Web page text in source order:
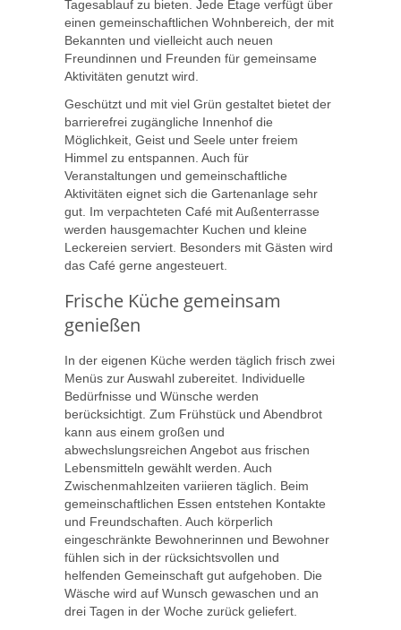
Tagesablauf zu bieten. Jede Etage verfügt über
einen gemeinschaftlichen Wohnbereich, der mit
Bekannten und vielleicht auch neuen
Freundinnen und Freunden für gemeinsame
Aktivitäten genutzt wird.
Geschützt und mit viel Grün gestaltet bietet der
barrierefrei zugängliche Innenhof die
Möglichkeit, Geist und Seele unter freiem
Himmel zu entspannen. Auch für
Veranstaltungen und gemeinschaftliche
Aktivitäten eignet sich die Gartenanlage sehr
gut. Im verpachteten Café mit Außenterrasse
werden hausgemachter Kuchen und kleine
Leckereien serviert. Besonders mit Gästen wird
das Café gerne angesteuert.
Frische Küche gemeinsam
genießen
In der eigenen Küche werden täglich frisch zwei
Menüs zur Auswahl zubereitet. Individuelle
Bedürfnisse und Wünsche werden
berücksichtigt. Zum Frühstück und Abendbrot
kann aus einem großen und
abwechslungsreichen Angebot aus frischen
Lebensmitteln gewählt werden. Auch
Zwischenmahlzeiten variieren täglich. Beim
gemeinschaftlichen Essen entstehen Kontakte
und Freundschaften. Auch körperlich
eingeschränkte Bewohnerinnen und Bewohner
fühlen sich in der rücksichtsvollen und
helfenden Gemeinschaft gut aufgehoben. Die
Wäsche wird auf Wunsch gewaschen und an
drei Tagen in der Woche zurück geliefert.